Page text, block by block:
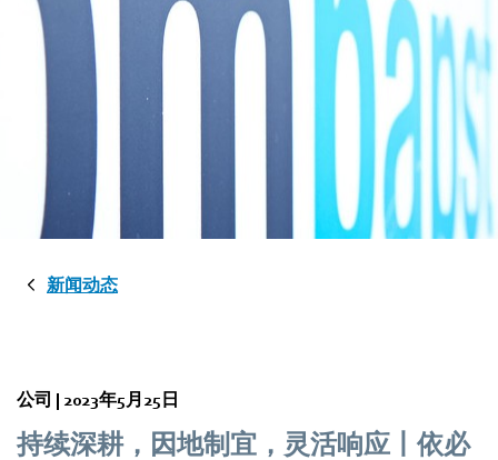
新闻动态
公司 | 2023年5月25日
持续深耕，因地制宜，灵活响应丨依必